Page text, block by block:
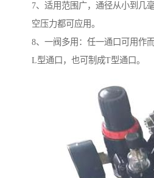
7、适用范围广，通径从小到几
空压力都可应用。
8、一阀多用：任一通口可用作
L型通口，也可制成T型通口。